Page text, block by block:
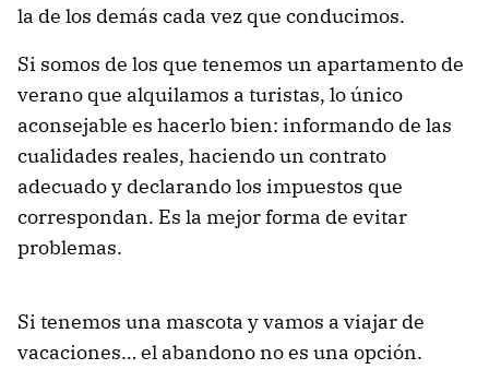
la de los demás cada vez que conducimos.
Si somos de los que tenemos un apartamento de
verano que alquilamos a turistas, lo único
aconsejable es hacerlo bien: informando de las
cualidades reales, haciendo un contrato
adecuado y declarando los impuestos que
correspondan. Es la mejor forma de evitar
problemas.
Si tenemos una mascota y vamos a viajar de
vacaciones… el abandono no es una opción.